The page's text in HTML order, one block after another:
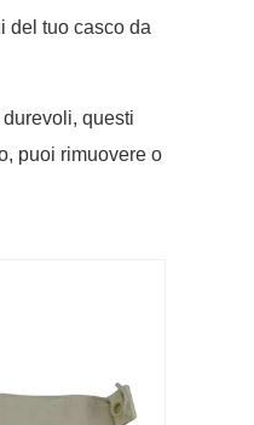
del tuo casco da
questi
puoi rimuovere o